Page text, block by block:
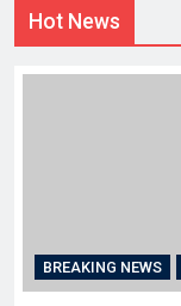
Hot News
BREAKING NEWS